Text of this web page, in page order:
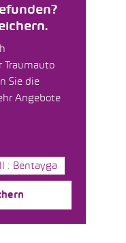
Traumauto
Sie die
Angebote
: Bentayga